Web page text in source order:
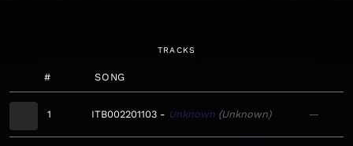
TRACKS
# SONG
1 ITB002201103 Unknown Unknown —